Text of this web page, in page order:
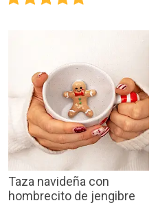
Taza navideña con
hombrecito de jengibre